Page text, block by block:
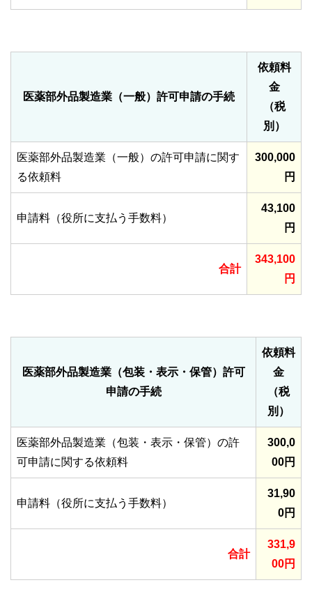
医薬部外品製造業（一般）許可申請の手続
依頼料
金
（税
別）
医薬部外品製造業（一般）の許可申請に関す
る依頼料
300,000
円
申請料（役所に支払う手数料）
43,100
円
合計
343,100
円
医薬部外品製造業（包装・表示・保管）許可
申請の手続
依頼料
金
（税
別）
医薬部外品製造業（包装・表示・保管）の許
可申請に関する依頼料
300,0
00円
申請料（役所に支払う手数料）
31,90
0円
合計
331,9
00円